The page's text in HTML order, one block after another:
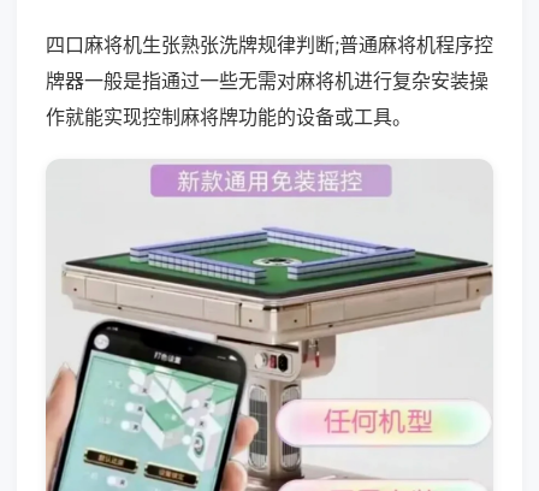
四口麻将机生张熟张洗牌规律判断;普通麻将机程序控
牌器一般是指通过一些无需对麻将机进行复杂安装操
作就能实现控制麻将牌功能的设备或工具。